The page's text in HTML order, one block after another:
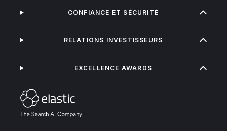
CONFIANCE ET SÉCURITÉ
RELATIONS INVESTISSEURS
EXCELLENCE AWARDS